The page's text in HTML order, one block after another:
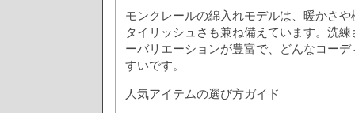
モンクレールの綿入れモデルは、暖かさ
タイリッシュさも兼ね備えています。洗
ーバリエーションが豊富で、どんなコー
すいです。
人気アイテムの選び方ガイド